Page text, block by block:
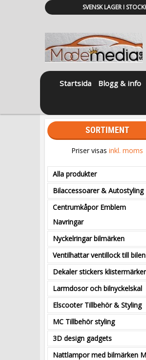
SVENSK LAGER I
Startsida Blogg & info
SORTIMENT
Priser visasinkl. moms
Alla produkter
Bilaccessoarer & Autostyling
Centrumkåpor Emblem
Navringar
Nyckelringar bilmärken
Ventilhattar ventillock till bilen
Dekaler stickers
Larmdosor och bilnyckelskal
Elscooter Tillbehör & Styling
MC Tillbehör styling
3D design gadgets
Nattlampor med bilmärken